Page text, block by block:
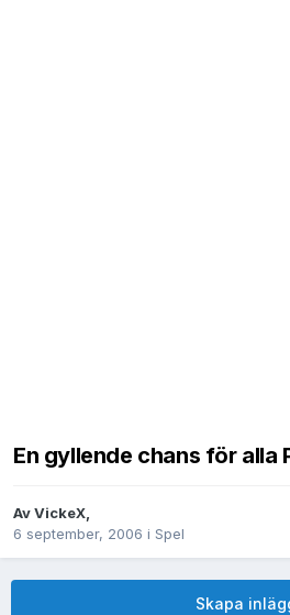
En gyllende chans för alla
AvVickeX,
6 september, 2006 i Spel
Skapa